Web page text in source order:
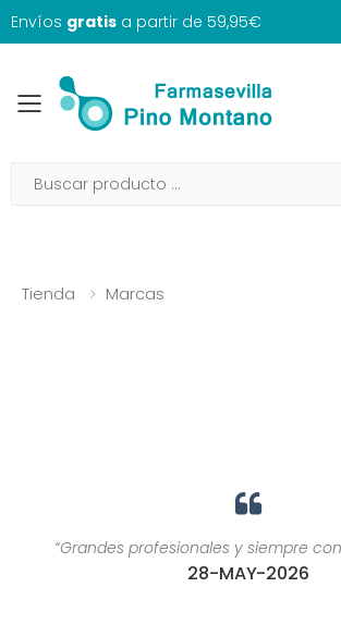
Envíos gratis a partir de 59,95€
Toggle mobile menu
Tienda Marcas
“Grandes profesionales y siempre con
28-MAY-2026